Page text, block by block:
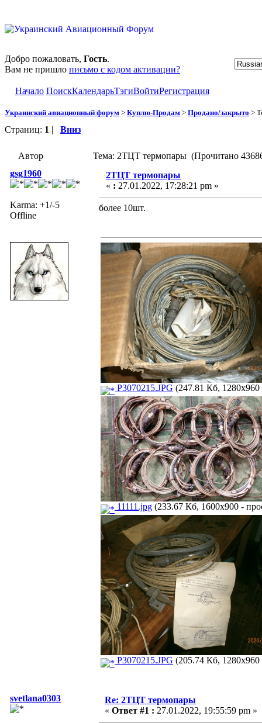
Добро пожаловать, Гость.
Вам не пришло письмо с кодом активации?
Начало ПоискКалендарьТэгиВойтиРегистрация
Украинский авиационный форум > Куплю-Продам > Продано/закрыто >
Страниц: 1 | Вниз
Автор
Тема: 2ТЦТ термопары (Прочитано
gsg1960
Karma: +1/-5
Offline
2ТЦТ термопары
« : 27.01.2022, 17:28:21 pm »
более 10шт.
P3070215.JPG (247.81 Кб, 1280x960
11111.jpg (233.67 Кб, 1600x900 -
P3070215.JPG (205.74 Кб, 1280x960
svetlana0303
Re: 2ТЦТ термопары
« Ответ #1 : 27.01.2022, 19:55:59 pm »